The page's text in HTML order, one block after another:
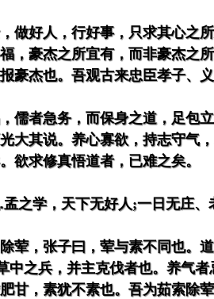
做好人，行好事，只求其心之
，豪杰之所宜有，而非豪杰之
豪杰也。吾观古来忠臣孝子、
儒者急务，而保身之道，足包
大其说。养心寡欲，持志守气
欲求修真悟道者，已难之矣。
之学，天下无好人;一日无庄、
荤，张子曰，荤与素不同也。
之兵，并主克伐者也。养气
甘，素犹不素也。吾为茹索除